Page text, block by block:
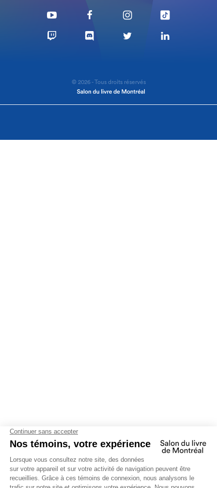
© 2026 - Tous droits réservés